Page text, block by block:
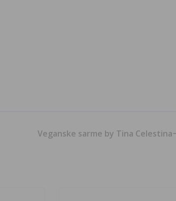
Veganske sarme by Tina Celestina